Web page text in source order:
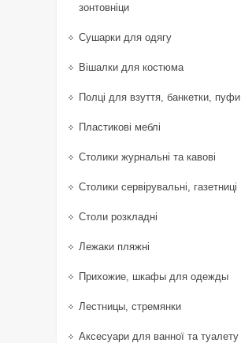
зонтовніци
Сушарки для одягу
Вішалки для костюма
Полці для взуття, банкетки, пуфи
Пластикові меблі
Столики журнальні та кавові
Столики сервірувальні, газетниці
Столи розкладні
Лежаки пляжні
Прихожие, шкафы для одежды
Лестницы, стремянки
Аксесуари для ванної та туалету